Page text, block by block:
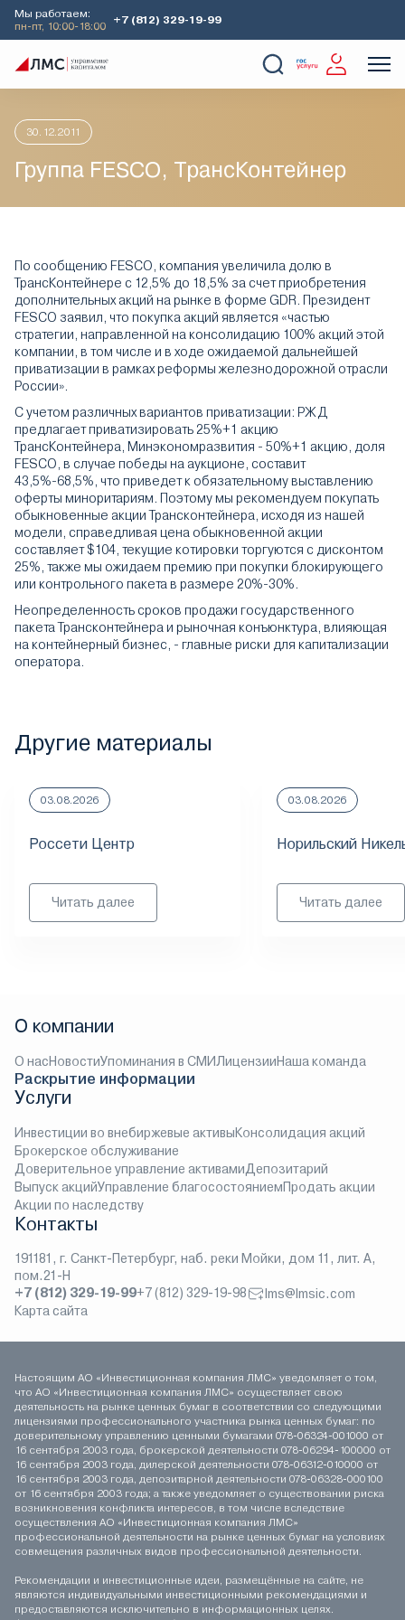
Мы работаем:
пн-пт, 10:00-18:00
+7 (812) 329-19-99
Главная Аналитика
30.12.2011
Группа FESCO, ТрансКонтейнер
По сообщению FESCO, компания увеличила долю в
ТрансКонтейнере с 12,5% до 18,5% за счет приобретения
дополнительных акций на рынке в форме GDR. Президент
FESCO заявил, что покупка акций является «частью
стратегии, направленной на консолидацию 100% акций этой
компании, в том числе и в ходе ожидаемой дальнейшей
приватизации в рамках реформы железнодорожной отрасли
России».
С учетом различных вариантов приватизации: РЖД
предлагает приватизировать 25%+1 акцию
ТрансКонтейнера, Минэкономразвития - 50%+1 акцию, доля
FESCO, в случае победы на аукционе, составит
43,5%-68,5%, что приведет к обязательному выставлению
оферты миноритариям. Поэтому мы рекомендуем покупать
обыкновенные акции Трансконтейнера, исходя из нашей
модели, справедливая цена обыкновенной акции
составляет $104, текущие котировки торгуются с дисконтом
25%, также мы ожидаем премию при покупки блокирующего
или контрольного пакета в размере 20%-30%.
Неопределенность сроков продажи государственного
пакета Трансконтейнера и рыночная конъюнктура, влияющая
на контейнерный бизнес, - главные риски для капитализации
оператора.
Другие материалы
03.08.2026
Россети Центр
Читать далее
03.08.2026
Норильский
Читать далее
О компании
О насНовостиУпоминания в СМИЛицензииНаша команда
Раскрытие информации
Услуги
Инвестиции во внебиржевые активыКонсолидация акций
Брокерское обслуживание
Доверительное управление активамиДепозитарий
Выпуск акцийУправление благосостояниемПродать акции
Акции по наследству
Контакты
191181, г. Санкт-Петербург, наб. реки Мойки, дом 11, лит. А,
пом.21-Н
+7 (812) 329-19-99+7 (812) 329-19-98
lms@lmsic.com
Карта сайта
Настоящим АО «Инвестиционная компания ЛМС» уведомляет о том,
что АО «Инвестиционная компания ЛМС» осуществляет свою
деятельность на рынке ценных бумаг в соответствии со следующими
лицензиями профессионального участника рынка ценных бумаг: по
доверительному управлению ценными бумагами 078-06324-001000 от
16 сентября 2003 года, брокерской деятельности 078-06294-100000 от
16 сентября 2003 года, дилерской деятельности 078-06312-010000 от
16 сентября 2003 года, депозитарной деятельности 078-06328-000100
от 16 сентября 2003 года; а также уведомляет о существовании риска
возникновения конфликта интересов, в том числе вследствие
осуществления АО «Инвестиционная компания ЛМС»
профессиональной деятельности на рынке ценных бумаг на условиях
совмещения различных видов профессиональной деятельности.
Рекомендации и инвестиционные идеи, размещённые на сайте, не
являются индивидуальными инвестиционными рекомендациями и
предоставляются исключительно в информационных целях.